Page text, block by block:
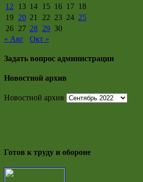
12
13 14 15 16 17 18
19 20 21 22 23 24 25
26 27 28 29 30
« Авг
Окт »
Задать вопрос администрации
Новостной архив
Новостной архив
Готов к труду и обороне